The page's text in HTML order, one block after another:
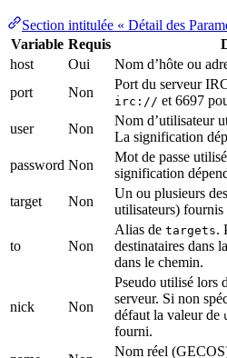
Section intitulée « Détail des
Variable Requis
host
Oui
Nom d’hôte ou
port
Non
Port du serveur
irc:// et 6697
user
Non
Nom d’utilisateur
La signification
password Non
Mot de passe
signification
target
Non
Un ou plusieurs
utilisateurs)
to Non
Alias de targets.
destinataires dans
dans le chemin.
nick Non
Pseudo utilisé lors
serveur. Si non
défaut la valeur de
fourni.
Nom réel